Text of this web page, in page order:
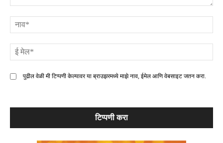
पुढील वेळी मी टिप्पणी केल्यावर या ब्राउझरमध्ये माझे नाव, ईमेल आणि वेबसाइट जतन करा.